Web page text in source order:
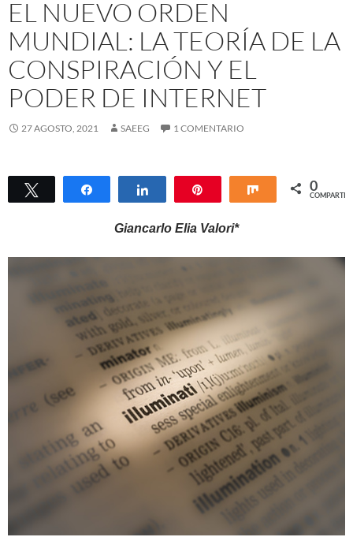
EL NUEVO ORDEN
MUNDIAL: LA TEORÍA DE LA
CONSPIRACIÓN Y EL
PODER DE INTERNET
27 AGOSTO, 2021 SAEEG 1 COMENTARIO
Twittear Compartir Compartir Compartir
0
COMPARTIR
Giancarlo Elia Valori*